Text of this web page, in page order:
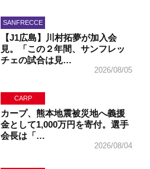
SANFRECCE
【J1広島】川村拓夢が加入会
見。「この２年間、サンフレッ
チェの試合は見…
2026/08/05
CARP
カープ、熊本地震被災地へ義援
金として1,000万円を寄付。選手
会長は「…
2026/08/04